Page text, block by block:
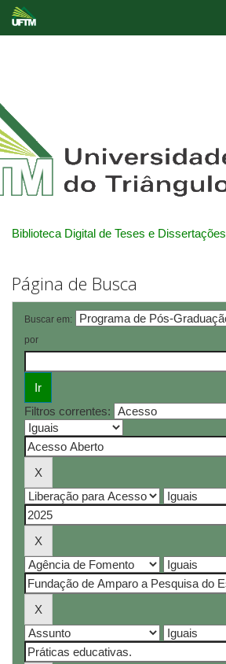
Biblioteca Digital de Teses e Dissertações
Página de Busca
Buscar em:
por
Filtros correntes: